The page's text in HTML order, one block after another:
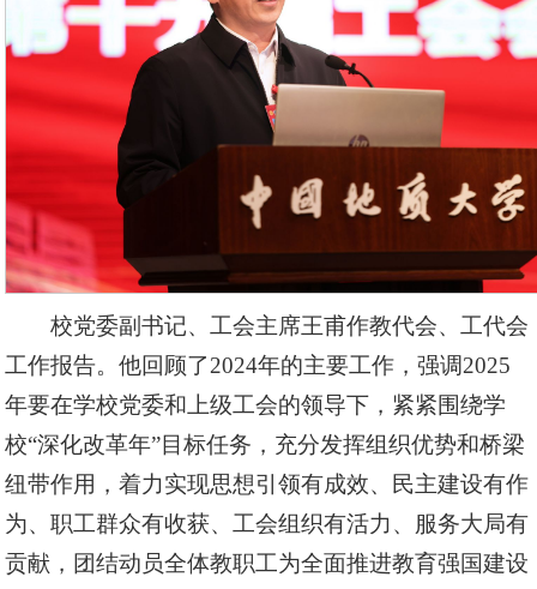
校党委副书记、工会主席王甫作教代会、工代会
工作报告。他回顾了2024年的主要工作，强调2025
年要在学校党委和上级工会的领导下，紧紧围绕学
校“深化改革年”目标任务，充分发挥组织优势和桥梁
纽带作用，着力实现思想引领有成效、民主建设有作
为、职工群众有收获、工会组织有活力、服务大局有
贡献，团结动员全体教职工为全面推进教育强国建设